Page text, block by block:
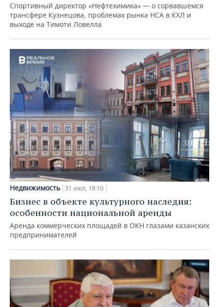
Спортивный директор «Нефтехимика» — о сорвавшемся
трансфере Кузнецова, проблемах рынка НСА в КХЛ и
выходе на Тимоти Ловелла
Недвижимость 31 июл, 18:10
Бизнес в объекте культурного наследия:
особенности национальной аренды
Аренда коммерческих площадей в ОКН глазами казанских
предпринимателей